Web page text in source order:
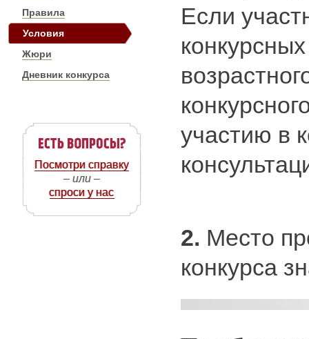
Правила
Условия
Жюри
Дневник конкурса
Посмотри справку
– или –
спроси у нас
Если
участию в
2. Место
конкурса